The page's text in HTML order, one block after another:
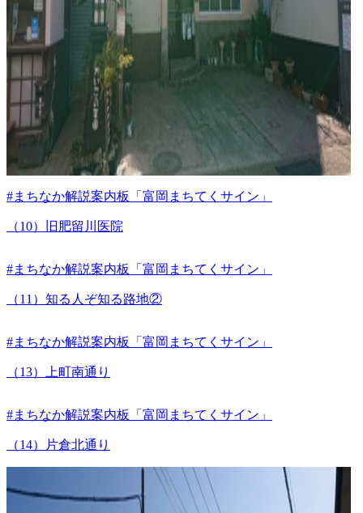
#まちなか解説案内板「富岡まちてくサイン」
（10）旧肥留川医院
#まちなか解説案内板「富岡まちてくサイン」
（11）知る人ぞ知る路地②
#まちなか解説案内板「富岡まちてくサイン」
（13）上町南通り
#まちなか解説案内板「富岡まちてくサイン」
（14）片倉北通り